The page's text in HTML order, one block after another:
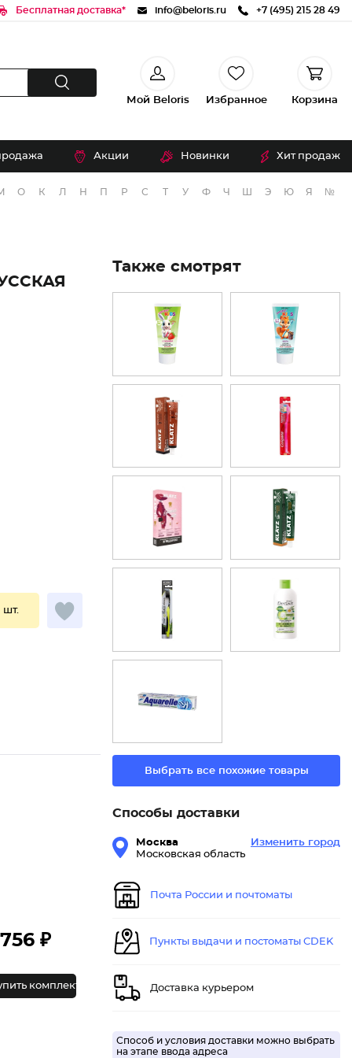
Бесплатная доставка* info@beloris.ru +7 (495) 215 28 49
Мой Beloris Избранное Корзина
Акции Новинки Хит продаж
О К Л Н П Р С Т У Ф Ч Э Ю Я №
шт.
756 ₽
комплект
Также смотрят
Выбрать все похожие товары
Способы доставки
Москва
Московская область
Изменить город
Почта России и почтоматы
Пункты выдачи и постоматы CDEK
Доставка курьером
Способ и условия доставки можно выбрать
на этапе ввода адреса